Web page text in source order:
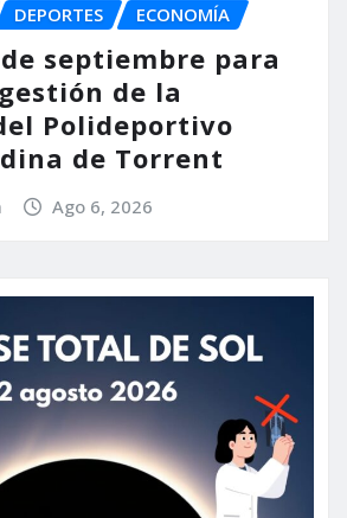
DEPORTES ECONOMÍA
septiembre para
de la
Polideportivo
de Torrent
Ago 6, 2026